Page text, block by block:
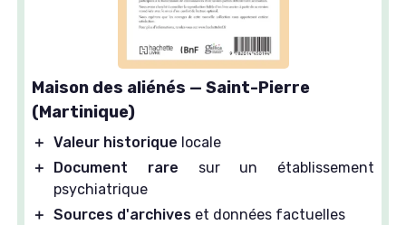
Maison des aliénés — Saint-Pierre
(Martinique)
＋ Valeur historique locale
＋
Document rare sur un établissement
psychiatrique
＋ Sources d'archives et données factuelles